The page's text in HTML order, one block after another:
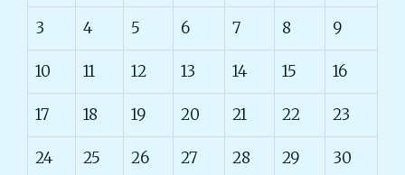
3 4 5 6 7 8 9
10 11 12 13 14 15 16
17 18 19 20 21 22 23
24 25 26 27 28 29 30